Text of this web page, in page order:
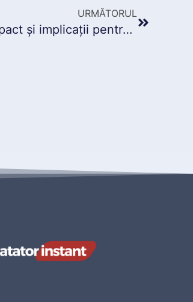
URMĂTORUL
Modificări în legislația comercială: impact și implicații pentru afaceri